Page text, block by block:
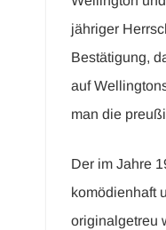
jähriger
Bestätigung,
auf
man die
Der im Jahre
komödienhaft
originalgetreu